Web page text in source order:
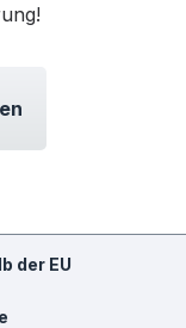
der EU